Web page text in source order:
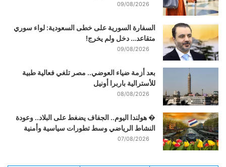
09/08/2026
السفارة السورية على خطى السعودية: لواء سوري
متقاعد… دخل ولم يخرج!
09/08/2026
بعد أزمة ضياء العوضي.. مصر تلغي فعالية طبية
للأسترالية باربرا أونيل
08/08/2026
� هولندا اليوم.. الجفاف يضغط على البلاد.. وعودة
النشاط الرياضي وسط تطورات سياسية وأمنية
07/08/2026